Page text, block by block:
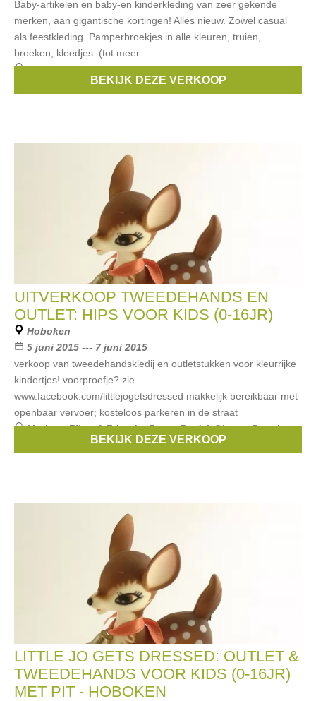
Baby-artikelen en baby-en kinderkleding van zeer gekende
merken, aan gigantische kortingen! Alles nieuw. Zowel casual
als feestkleding. Pamperbroekjes in alle kleuren, truien,
broeken, kleedjes. (tot meer
Merken:Filou & Friends,Blue Bay,Essentiel,Mer du
, ...
BEKIJK DEZE VERKOOP
UITVERKOOP TWEEDEHANDS EN
OUTLET: HIPS VOOR KIDS (0-16JR)
Hoboken
5 juni 2015 --- 7 juni 2015
verkoop van tweedehandskledij en outletstukken voor kleurrijke
kindertjes! voorproefje? zie
www.facebook.com/littlejogetsdressed makkelijk bereikbaar met
openbaar vervoer; kosteloos parkeren in de straat
Merken:Filou & Friends,Zorra,Fred & Ginger,Bengh,
BEKIJK DEZE VERKOOP
LITTLE JO GETS DRESSED: OUTLET &
TWEEDEHANDS VOOR KIDS (0-16JR)
MET PIT - HOBOKEN